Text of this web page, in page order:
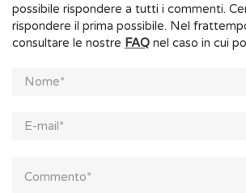
possibile rispondere a tutti i commenti.
rispondere il prima possibile. Nel
consultare le nostre FAQ nel caso in cui